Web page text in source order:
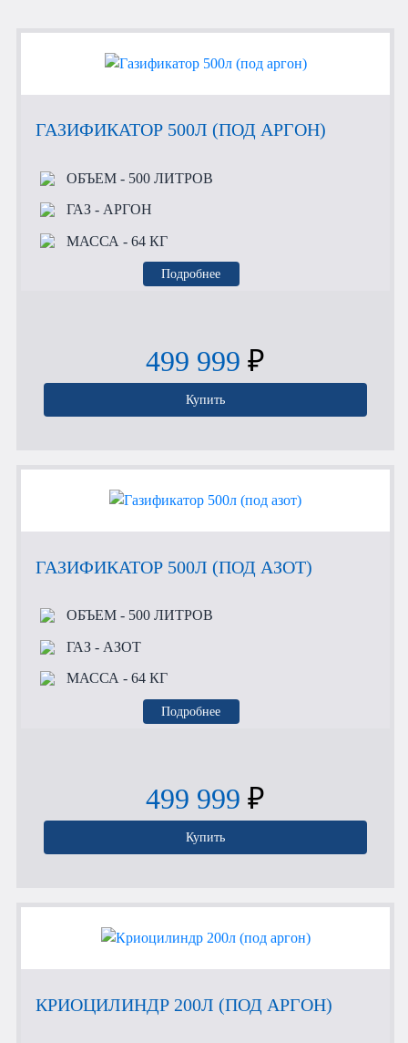
ГАЗИФИКАТОР 500Л (ПОД АРГОН)
ОБЪЕМ- 500 ЛИТРОВ
ГАЗ- АРГОН
МАССА - 64 КГ
Подробнее
499 999 ₽
Купить
ГАЗИФИКАТОР 500Л (ПОД АЗОТ)
ОБЪЕМ- 500 ЛИТРОВ
ГАЗ- АЗОТ
МАССА - 64 КГ
Подробнее
499 999 ₽
Купить
КРИОЦИЛИНДР 200Л (ПОД АРГОН)